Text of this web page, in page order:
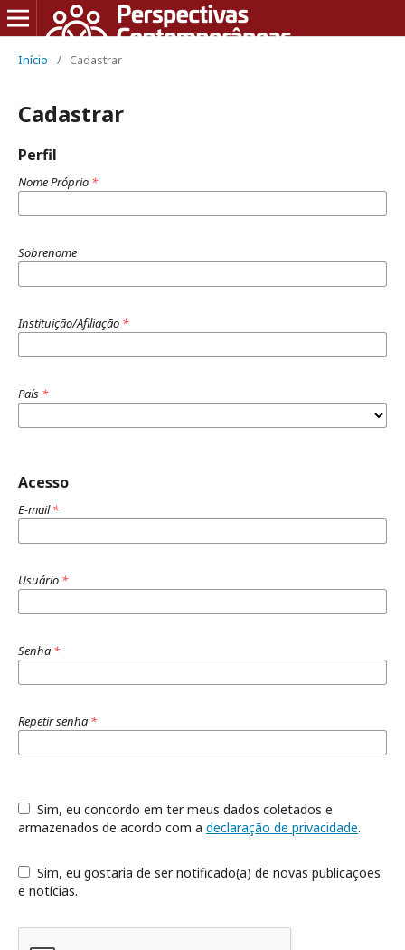
Início / Cadastrar
Cadastrar
Perfil
Nome Próprio *
Sobrenome
Instituição/Afiliação *
País *
Acesso
E-mail*
Usuário *
Senha *
Repetir senha *
armazenados de acordo com a declaração de privacidade.
e notícias.